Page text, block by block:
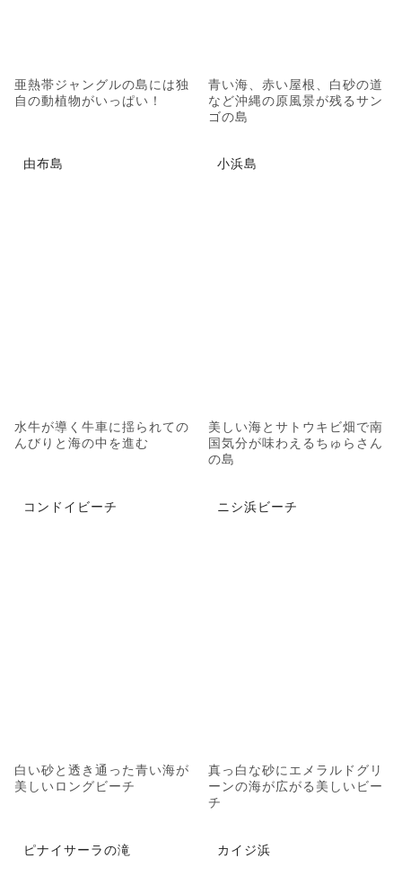
亜熱帯ジャングルの島には独
自の動植物がいっぱい！
青い海、赤い屋根、白砂の道
など沖縄の原風景が残るサン
ゴの島
由布島
水牛が導く牛車に揺られての
んびりと海の中を進む
小浜島
美しい海とサトウキビ畑で南
国気分が味わえるちゅらさん
の島
コンドイビーチ
白い砂と透き通った青い海が
美しいロングビーチ
ニシ浜ビーチ
真っ白な砂にエメラルドグリ
ーンの海が広がる美しいビー
チ
ピナイサーラの滝 カイジ浜